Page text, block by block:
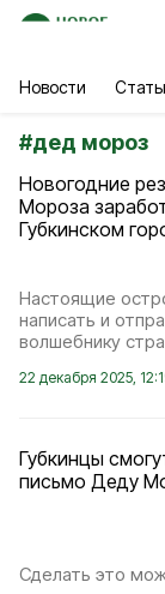
Новости
#дед мороз
Новогодние
Мороза
Губкинском
Настоящие
написать и
волшебнику
22 декабря 2025,
Губкинцы
письмо Деду
Сделать это